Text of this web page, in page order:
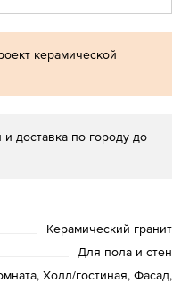
керамической
и доставка по городу до
Керамический гранит
Для пола и стен
Холл/гостиная, Фасад,